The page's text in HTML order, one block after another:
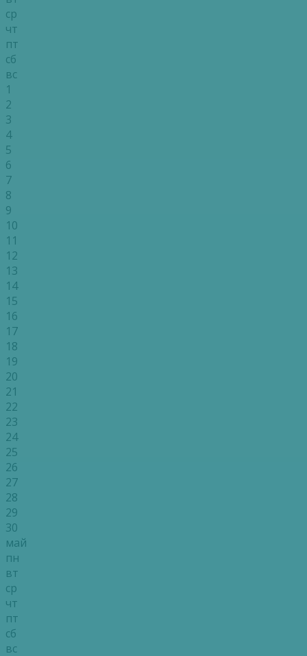
ср
чт
пт
сб
вс
1
2
3
4
5
6
7
8
9
10
11
12
13
14
15
16
17
18
19
20
21
22
23
24
25
26
27
28
29
30
май
пн
вт
ср
чт
пт
сб
вс